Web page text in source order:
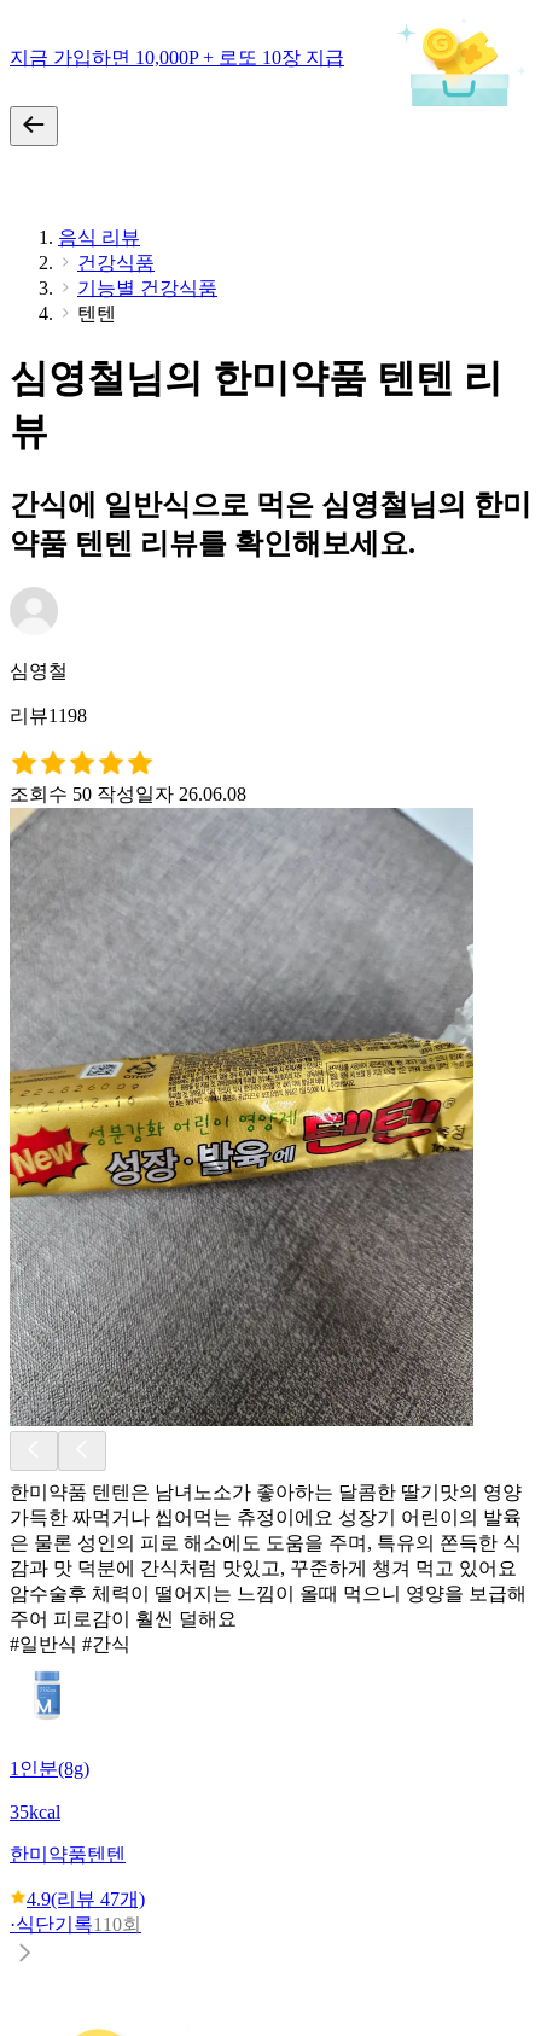
지금 가입하면 10,000P + 로또 10장 지급
음식 리뷰
건강식품
기능별 건강식품
텐텐
심영철님의 한미약품 텐텐 리
뷰
간식에 일반식으로 먹은 심영철님의 한미
약품 텐텐 리뷰를 확인해보세요.
심영철
리뷰1198
조회수 50 작성일자 26.06.08
한미약품 텐텐은 남녀노소가 좋아하는 달콤한 딸기맛의 영양
가득한 짜먹거나 씹어먹는 츄정이에요 성장기 어린이의 발육
은 물론 성인의 피로 해소에도 도움을 주며, 특유의 쫀득한 식
감과 맛 덕분에 간식처럼 맛있고, 꾸준하게 챙겨 먹고 있어요
암수술후 체력이 떨어지는 느낌이 올때 먹으니 영양을 보급해
주어 피로감이 훨씬 덜해요
#일반식 #간식
1인분(8g)
35kcal
한미약품텐텐
4.9(리뷰 47개)
·식단기록110회